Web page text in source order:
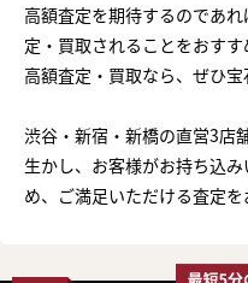
高額査定を期待するのであ
定・買取されることをおす
高額査定・買取なら、ぜひ宝
渋谷・新宿・新橋の直営3店
生かし、お客様がお持ち込
め、ご満足いただける査定を